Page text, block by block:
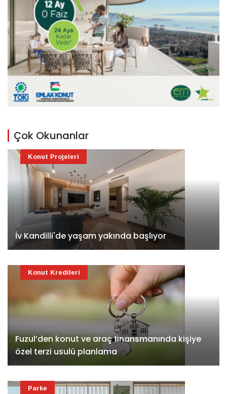
Çok Okunanlar
İv Kandilli'de yaşam yakında başlıyor
Konut Projeleri
Fuzul’den konut ve araç finansmanında kişiye
özel terzi usulü planlama
Konut Kredileri
Parke